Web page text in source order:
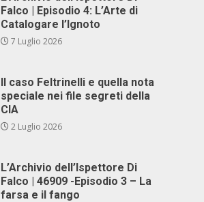
Falco | Episodio 4: L’Arte di
Catalogare l’Ignoto
7 Luglio 2026
Il caso Feltrinelli e quella nota
speciale nei file segreti della
CIA
2 Luglio 2026
L’Archivio dell’Ispettore Di
Falco | 46909 -Episodio 3 – La
farsa e il fango